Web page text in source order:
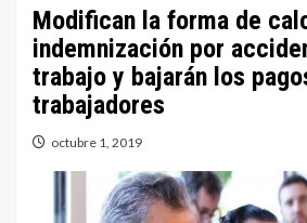
Modifican la forma de
indemnización por
trabajo y bajarán los
trabajadores
octubre 1, 2019